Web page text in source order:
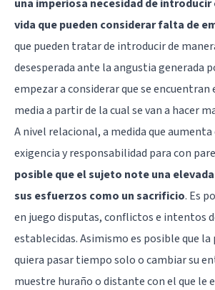
una imperiosa necesidad de introducir
vida que pueden considerar falta de
que pueden tratar de introducir de
desesperada ante la angustia generada
empezar a considerar que se encuentran
media a partir de la cual se van a hacer
A nivel relacional, a medida que aumenta
exigencia y responsabilidad para con
posible que el sujeto note una
sus esfuerzos como un sacrificio. Es
en juego disputas, conflictos e intentos
establecidas. Asimismo es posible que la
quiera pasar tiempo solo o cambiar su
muestre huraño o distante con el que le